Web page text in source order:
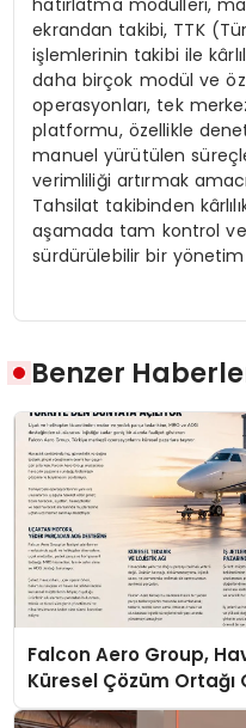
ekrandan takibi, TTK
işlemlerinin takibi ile
daha birçok modül ve
operasyonları, tek
platformu, özellikle
manuel yürütülen
verimliliği artırmak
Tahsilat takibinden
aşamada tam kontrol
sürdürülebilir bir
Benzer
Falcon Aero Group,
Küresel Çözüm